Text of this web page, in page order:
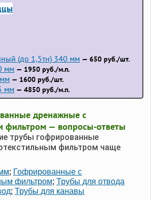
(до 1,5тн) 340 мм — 650 руб./шт.
мм — 1950 руб./м.п.
— 1600 руб./шт.
мм — 4850 руб./м.п.
дренажные с
фильтром — вопросы-ответы
трубы гофрированные
фильтром чаще
; Гофрированные с
фильтром; Трубы для отвода
; Трубы для канавы